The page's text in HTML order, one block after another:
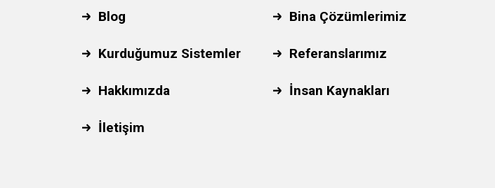
Blog Bina Çözümlerimiz
Kurduğumuz Sistemler Referanslarımız
Hakkımızda İnsan Kaynakları
İletişim